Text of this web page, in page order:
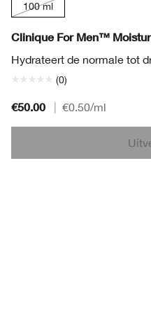
100 ml
Clinique For Men™
Hydrateert de normale tot
(0)
€50.00 €0.50/ml